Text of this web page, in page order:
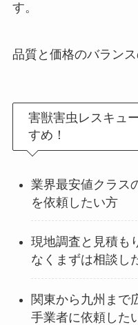
す。
品質と価格のバラン
害獣害虫レスキュ
すめ！
業界最安値クラス
を依頼したい方
現地調査と見積も
なくまずは相談し
関東から九州まで
手業者に依頼した